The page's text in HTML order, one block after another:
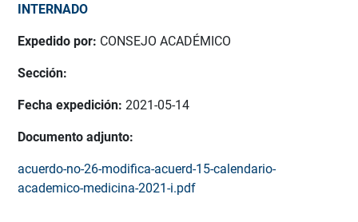
INTERNADO
Expedido por: CONSEJO ACADÉMICO
Sección:
Fecha expedición: 2021-05-14
Documento adjunto:
acuerdo-no-26-modifica-acuerd-15-calendario-
academico-medicina-2021-i.pdf